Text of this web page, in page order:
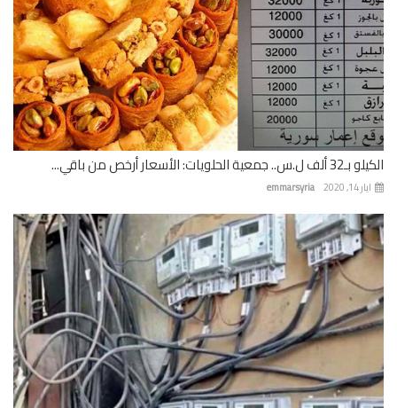
الحلويات: الأسعار أرخص من باقي...
emmarsyria